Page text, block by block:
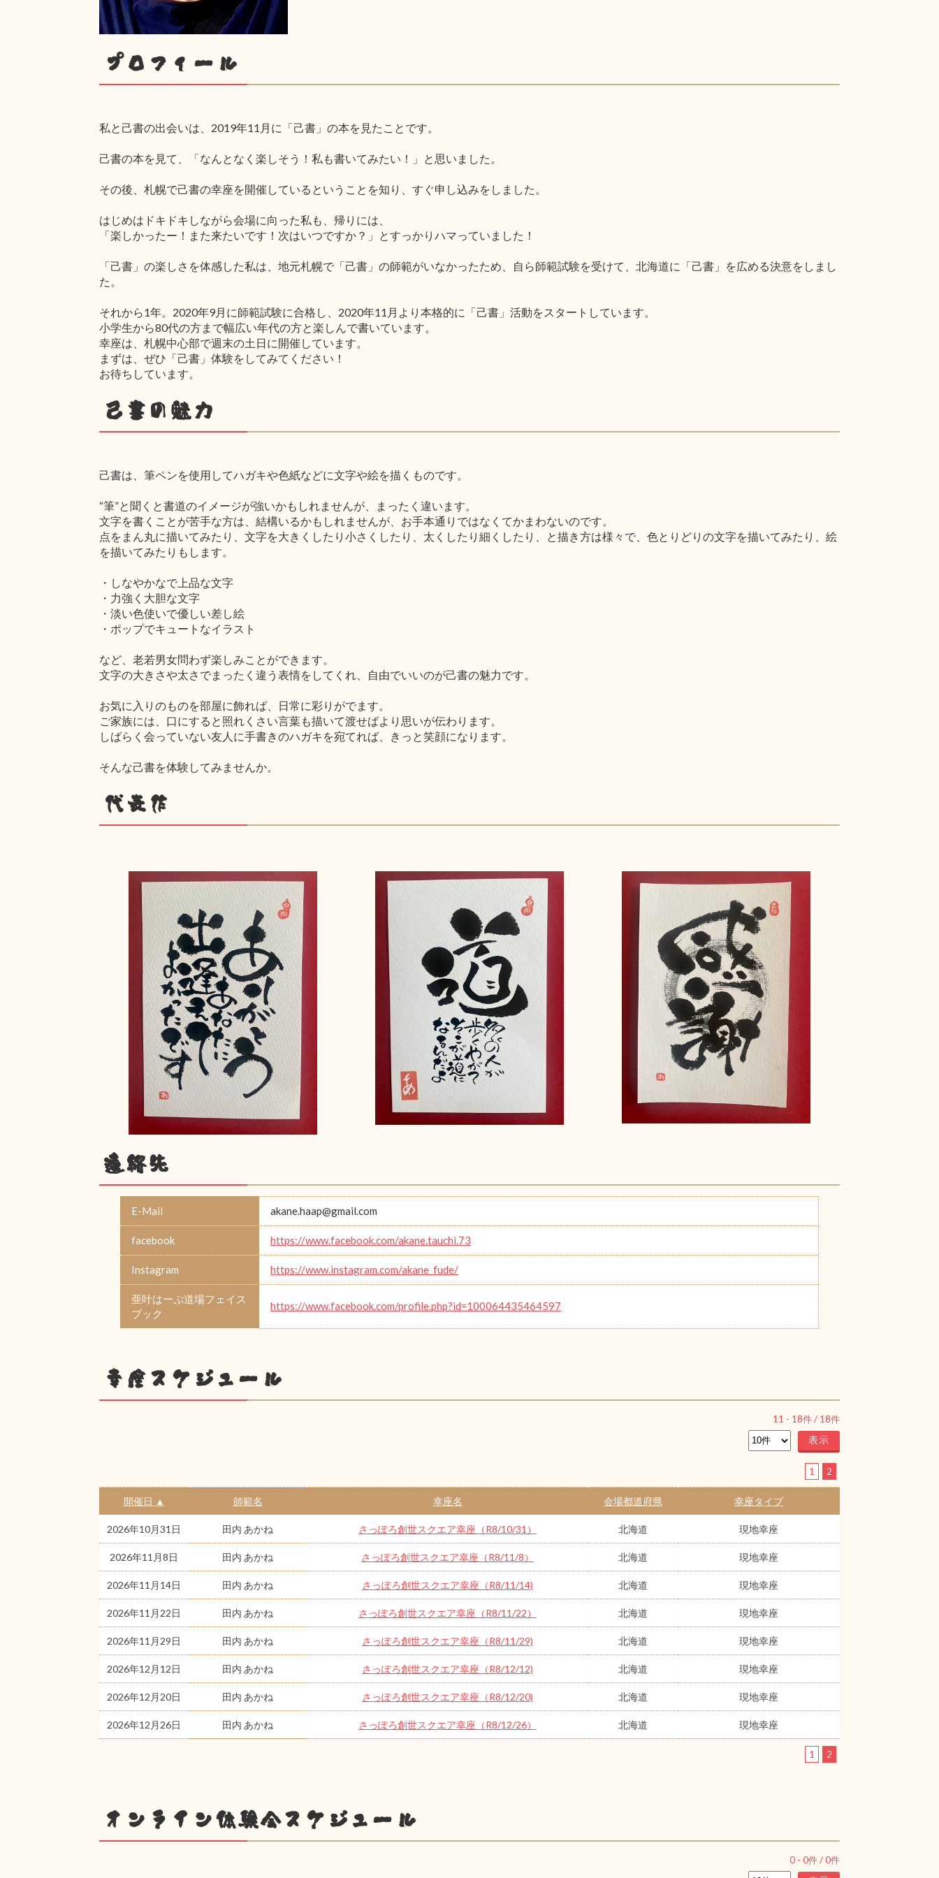
プロフィール
私と己書の出会いは、2019年11月に「己書」の本を見たことです。
己書の本を見て、「なんとなく楽しそう！私も書いてみたい！」と思いました。
その後、札幌で己書の幸座を開催しているということを知り、すぐ申し込みをしました。
はじめはドキドキしながら会場に向った私も、帰りには、
「楽しかったー！また来たいです！次はいつですか？」とすっかりハマっていました！
「己書」の楽しさを体感した私は、地元札幌で「己書」の師範がいなかったため、自ら師範試験を受けて、北海道に「己書」を広める決意をしまし
た。
それから1年。2020年9月に師範試験に合格し、2020年11月より本格的に「己書」活動をスタートしています。
小学生から80代の方まで幅広い年代の方と楽しんで書いています。
幸座は、札幌中心部で週末の土日に開催しています。
まずは、ぜひ「己書」体験をしてみてください！
お待ちしています。
己書の魅力
己書は、筆ペンを使用してハガキや色紙などに文字や絵を描くものです。
“筆”と聞くと書道のイメージが強いかもしれませんが、まったく違います。
文字を書くことが苦手な方は、結構いるかもしれませんが、お手本通りではなくてかまわないのです。
点をまん丸に描いてみたり、文字を大きくしたり小さくしたり、太くしたり細くしたり、と描き方は様々で、色とりどりの文字を描いてみたり、絵
を描いてみたりもします。
・しなやかなで上品な文字
・力強く大胆な文字
・淡い色使いで優しい差し絵
・ポップでキュートなイラスト
など、老若男女問わず楽しみことができます。
文字の大きさや太さでまったく違う表情をしてくれ、自由でいいのが己書の魅力です。
お気に入りのものを部屋に飾れば、日常に彩りがでます。
ご家族には、口にすると照れくさい言葉も描いて渡せばより思いが伝わります。
しばらく会っていない友人に手書きのハガキを宛てれば、きっと笑顔になります。
そんな己書を体験してみませんか。
代表作
連絡先
E-Mail akane.haap@gmail.com
facebook https://www.facebook.com/akane.tauchi.73
Instagram https://www.instagram.com/akane_fude/
亜叶はーぷ道場フェイス
ブック
https://www.facebook.com/profile.php?id=100064435464597
幸座スケジュール
11 - 18件 / 18件
1 2
開催日 ▲ 師範名 幸座名 会場都道府県 幸座タイプ
2026年10月31日 田内 あかね さっぽろ創世スクエア幸座（R8/10/31） 北海道 現地幸座
2026年11月8日 田内 あかね さっぽろ創世スクエア幸座（R8/11/8） 北海道 現地幸座
2026年11月14日 田内 あかね さっぽろ創世スクエア幸座（R8/11/14) 北海道 現地幸座
2026年11月22日 田内 あかね さっぽろ創世スクエア幸座（R8/11/22） 北海道 現地幸座
2026年11月29日 田内 あかね さっぽろ創世スクエア幸座（R8/11/29) 北海道 現地幸座
2026年12月12日 田内 あかね さっぽろ創世スクエア幸座（R8/12/12) 北海道 現地幸座
2026年12月20日 田内 あかね さっぽろ創世スクエア幸座（R8/12/20) 北海道 現地幸座
2026年12月26日 田内 あかね さっぽろ創世スクエア幸座（R8/12/26） 北海道 現地幸座
1 2
オンライン体験会スケジュール
0 - 0件 /0件